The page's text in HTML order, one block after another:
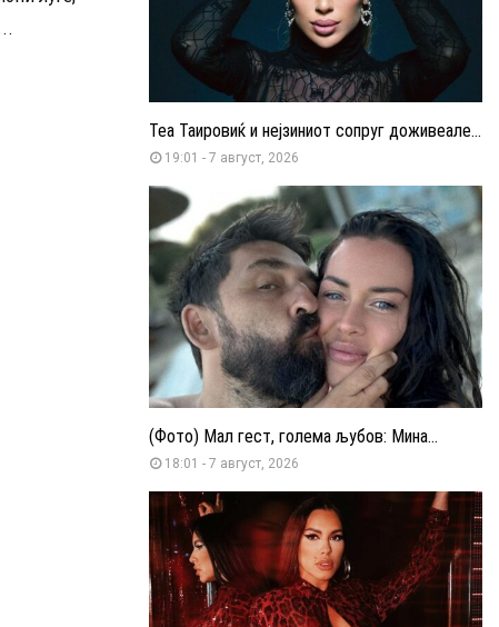
Теа Таировиќ и нејзиниот сопруг доживеале...
19:01 - 7 август, 2026
(Фото) Мал гест, голема љубов: Мина...
18:01 - 7 август, 2026